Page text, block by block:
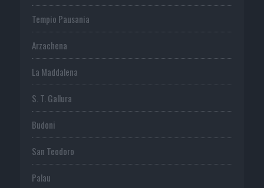
Tempio Pausania
Arzachena
La Maddalena
S. T. Gallura
Budoni
San Teodoro
Palau